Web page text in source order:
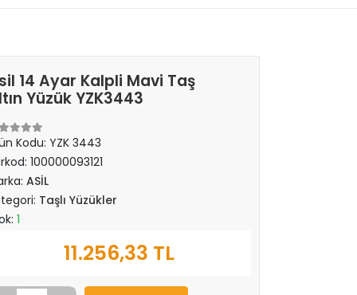
14 Ayar Kalpli Mavi Taş
Yüzük YZK3443
Kodu: YZK 3443
100000093121
ASİL
Taşlı Yüzükler
1
11.256,33 TL